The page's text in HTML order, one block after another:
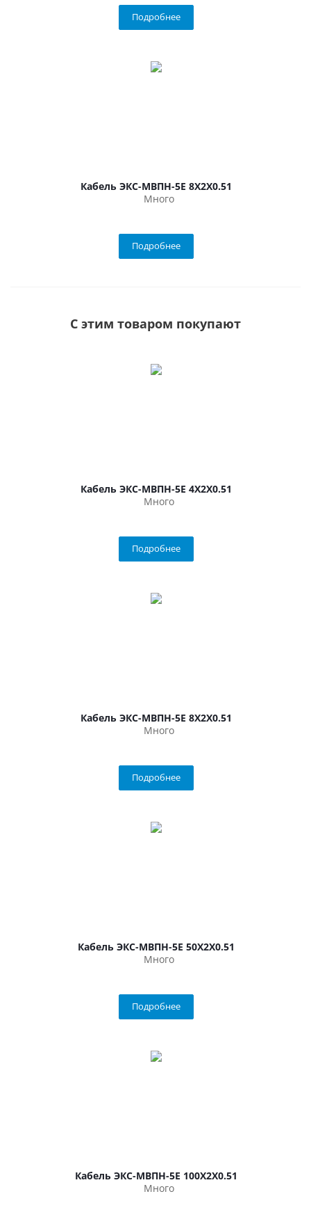
Подробнее
Кабель ЭКС-МВПН-5Е 8Х2Х0.51
Много
Подробнее
С этим товаром покупают
Кабель ЭКС-МВПН-5Е 4Х2Х0.51
Много
Подробнее
Кабель ЭКС-МВПН-5Е 8Х2Х0.51
Много
Подробнее
Кабель ЭКС-МВПН-5Е 50Х2Х0.51
Много
Подробнее
Кабель ЭКС-МВПН-5Е 100Х2Х0.51
Много